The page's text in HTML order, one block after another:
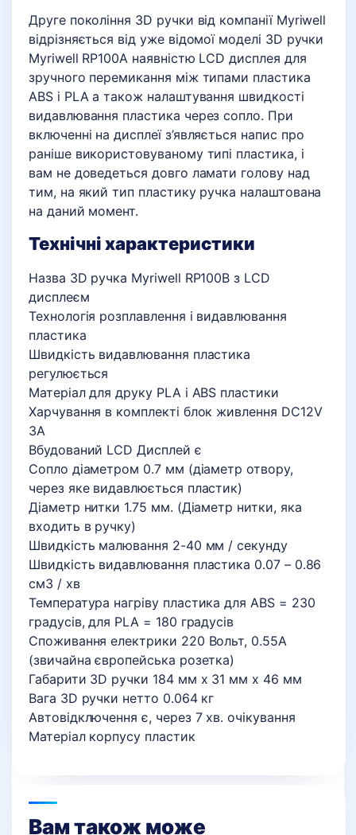
Друге покоління 3D ручки від компанії Myriwell
відрізняється від уже відомої моделі 3D ручки
Myriwell RP100A наявністю LCD дисплея для
зручного перемикання між типами пластика
ABS і PLA а також налаштування швидкості
видавлювання пластика через сопло. При
включенні на дисплеї з’являється напис про
раніше використовуваному типі пластика, і
вам не доведеться довго ламати голову над
тим, на який тип пластику ручка налаштована
на даний момент.
Технічні характеристики
Назва 3D ручка Myriwell RP100B з LCD
дисплеєм
Технологія розплавлення і видавлювання
пластика
Швидкість видавлювання пластика
регулюється
Матеріал для друку PLA і ABS пластики
Харчування в комплекті блок живлення DC12V
3A
Вбудований LCD Дисплей є
Сопло діаметром 0.7 мм (діаметр отвору,
через яке видавлюється пластик)
Діаметр нитки 1.75 мм. (Діаметр нитки, яка
входить в ручку)
Швидкість малювання 2-40 мм / секунду
Швидкість видавлювання пластика 0.07 – 0.86
см3 / хв
Температура нагріву пластика для ABS = 230
градусів, для PLA = 180 градусів
Споживання електрики 220 Вольт, 0.55A
(звичайна європейська розетка)
Габарити 3D ручки 184 мм х 31 мм х 46 мм
Вага 3D ручки нетто 0.064 кг
Автовідключення є, через 7 хв. очікування
Матеріал корпусу пластик
Вам також може